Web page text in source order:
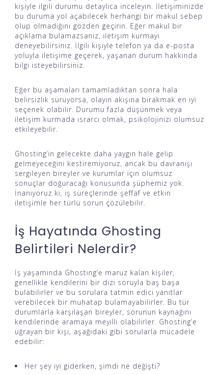
kişiyle ilgili durumu detaylıca inceleyin. İletişiminizde
bu duruma yol açabilecek herhangi bir makul sebep
olup olmadığını gözden geçirin. Eğer makul bir
açıklama bulamazsanız, iletişim kurmayı
deneyebilirsiniz. İlgili kişiyle telefon ya da e-posta
yoluyla iletişime geçerek, yaşanan durum hakkında
bilgi isteyebilirsiniz.
Eğer bu aşamaları tamamladıktan sonra hala
belirsizlik sürüyorsa, olayın akışına bırakmak en iyi
seçenek olabilir. Durumu fazla düşünmek veya
iletişim kurmada ısrarcı olmak, psikolojinizi olumsuz
etkileyebilir.
Ghosting’in gelecekte daha yaygın hale gelip
gelmeyeceğini kestiremiyoruz, ancak bu davranışı
sergileyen bireyler ve kurumlar için olumsuz
sonuçlar doğuracağı konusunda şüphemiz yok.
İnanıyoruz ki, iş süreçlerinde şeffaf ve etkin
iletişimle her türlü sorun çözülebilir.
İş Hayatında Ghosting
Belirtileri Nelerdir?
İş yaşamında Ghosting’e maruz kalan kişiler,
genellikle kendilerini bir dizi soruyla baş başa
bulabilirler ve bu sorulara tatmin edici yanıtlar
verebilecek bir muhatap bulamayabilirler. Bu tür
durumlarla karşılaşan bireyler, sorunun kaynağını
kendilerinde aramaya meyilli olabilirler. Ghosting’e
uğrayan bir kişi, aşağıdaki gibi sorularla mücadele
edebilir:
Her şey iyi giderken, şimdi ne değişti?